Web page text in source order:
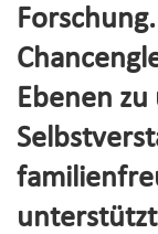
Ebenen